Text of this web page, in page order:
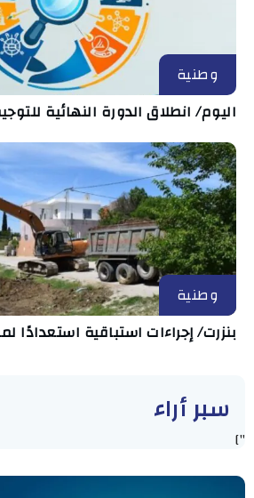
وطنية
اليوم/ انطلاق الدورة النهائية
وطنية
بنزرت/ إجراءات استباقية استعدادًا
سبر أراء
"]